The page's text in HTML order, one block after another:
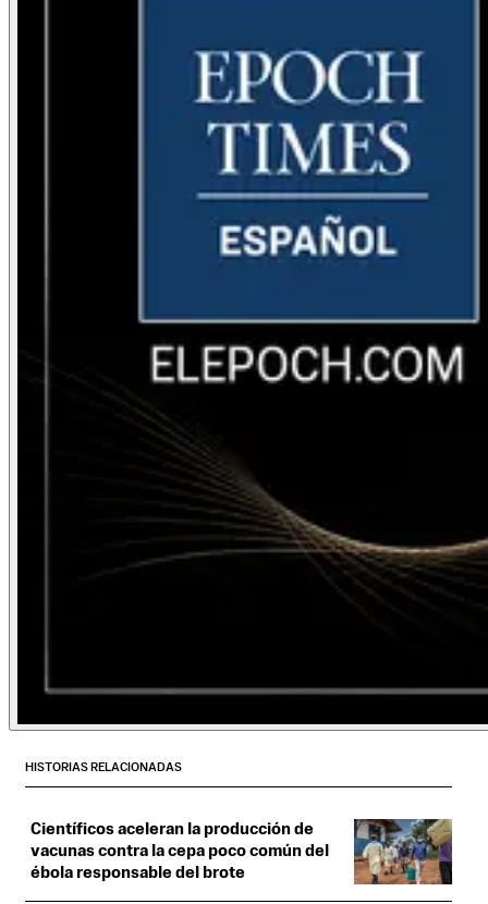
HISTORIAS RELACIONADAS
Científicos aceleran la producción de
vacunas contra la cepa poco común del
ébola responsable del brote